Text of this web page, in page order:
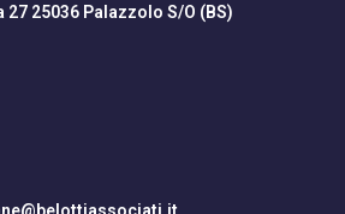
27 25036 Palazzolo S/O (BS)